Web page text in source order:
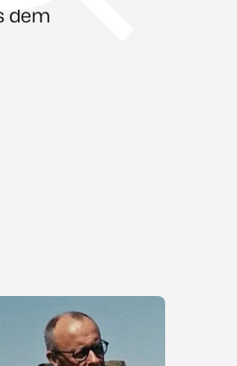
dem